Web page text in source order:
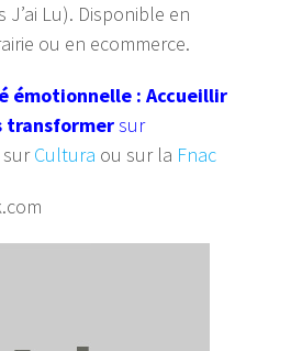
J’ai Lu). Disponible en
ou en ecommerce.
émotionnelle : Accueillir
transformersur
surCultura ou sur la Fnac